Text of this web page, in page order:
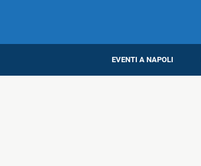
EVENTI A NAPOLI